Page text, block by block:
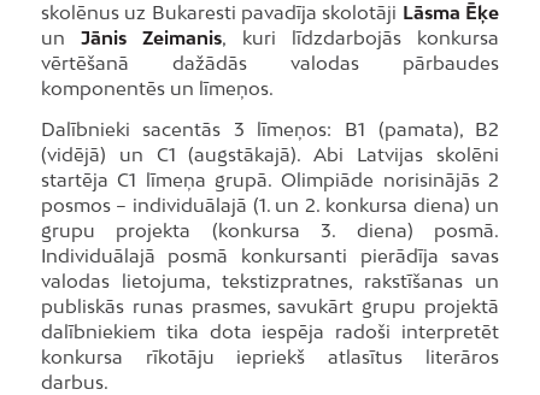
skolēnus uz Bukaresti pavadīja skolotāji Lāsma Ēķe
un Jānis Zeimanis, kuri līdzdarbojās konkursa
vērtēšanā dažādās valodas pārbaudes
komponentēs un līmeņos.
Dalībnieki sacentās 3 līmeņos: B1 (pamata), B2
(vidējā) un C1 (augstākajā). Abi Latvijas skolēni
startēja C1 līmeņa grupā. Olimpiāde norisinājās 2
posmos – individuālajā (1. un 2. konkursa diena) un
grupu projekta (konkursa 3. diena) posmā.
Individuālajā posmā konkursanti pierādīja savas
valodas lietojuma, tekstizpratnes, rakstīšanas un
publiskās runas prasmes, savukārt grupu projektā
dalībniekiem tika dota iespēja radoši interpretēt
konkursa rīkotāju iepriekš atlasītus literāros
darbus.